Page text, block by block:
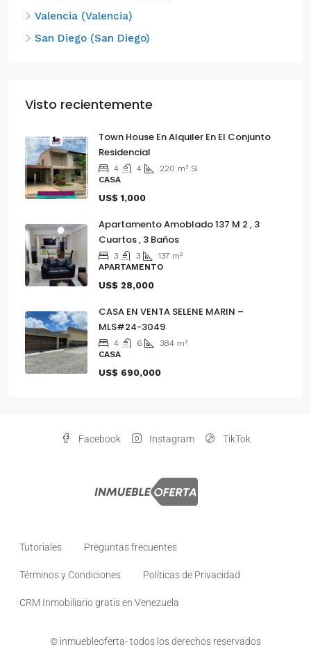
Valencia (Valencia)
San Diego (San Diego)
Visto recientemente
Town House En Alquiler En El Conjunto
Residencial
4 4 220 m² Si
CASA
US$ 1,000
Apartamento Amoblado 137 M 2 , 3
Cuartos , 3 Baños
3 3 137 m²
APARTAMENTO
US$ 28,000
CASA EN VENTA SELENE MARIN –
MLS#24-3049
4 6 384 m²
CASA
US$ 690,000
Facebook Instagram TikTok
Tutoriales Preguntas frecuentes
Términos y Condiciones Políticas de Privacidad
CRM Inmobiliario gratis en Venezuela
© inmuebleoferta- todos los derechos reservados